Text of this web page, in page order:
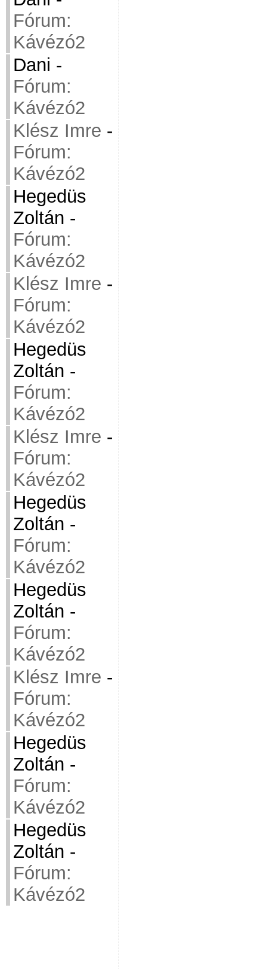
Fórum:
Kávézó2
Dani -
Fórum:
Kávézó2
Klész Imre -
Fórum:
Kávézó2
Hegedüs
Zoltán -
Fórum:
Kávézó2
Klész Imre -
Fórum:
Kávézó2
Hegedüs
Zoltán -
Fórum:
Kávézó2
Klész Imre -
Fórum:
Kávézó2
Hegedüs
Zoltán -
Fórum:
Kávézó2
Hegedüs
Zoltán -
Fórum:
Kávézó2
Klész Imre -
Fórum:
Kávézó2
Hegedüs
Zoltán -
Fórum:
Kávézó2
Hegedüs
Zoltán -
Fórum:
Kávézó2